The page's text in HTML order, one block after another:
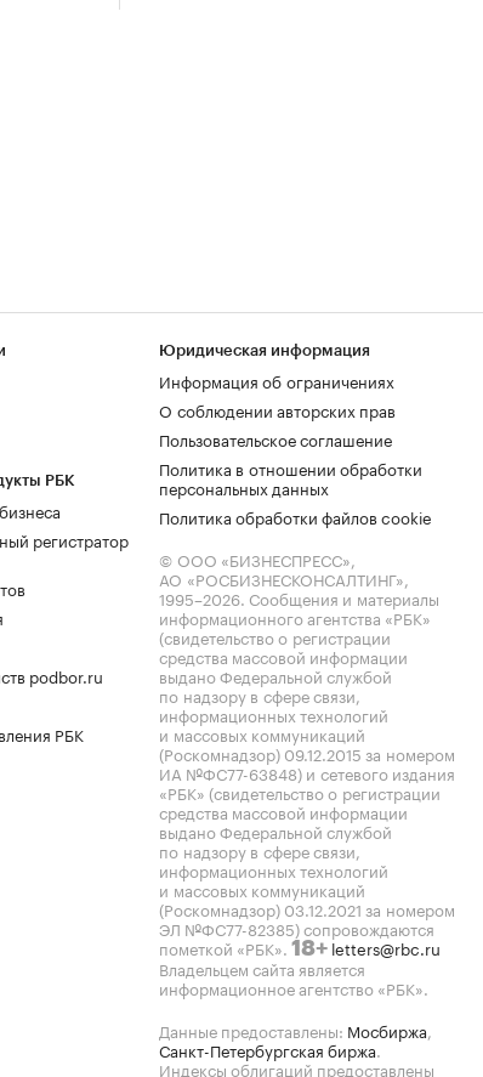
РБК
регистратор
podbor.ru
РБК
Юридическая информация
Информация об ограничениях
О соблюдении авторских прав
Пользовательское соглашение
Политика в отношении обработки
персональных данных
Политика обработки файлов cookie
© ООО «БИЗНЕСПРЕСС»,
АО «РОСБИЗНЕСКОНСАЛТИНГ»,
1995–2026. Сообщения и материалы
информационного агентства «РБК»
(свидетельство о регистрации
средства массовой информации
выдано Федеральной службой
по надзору в сфере связи,
информационных технологий
и массовых коммуникаций
(Роскомнадзор) 09.12.2015 за номером
ИА №ФС77-63848) и сетевого издания
«РБК» (свидетельство о регистрации
средства массовой информации
выдано Федеральной службой
по надзору в сфере связи,
информационных технологий
и массовых коммуникаций
(Роскомнадзор) 03.12.2021 за номером
ЭЛ №ФС77-82385) сопровождаются
пометкой «РБК». 18+ letters@rbc.ru
Владельцем сайта является
информационное агентство «РБК».
Данные предоставлены: Мосбиржа,
Санкт-Петербургская биржа.
Индексы облигаций предоставлены